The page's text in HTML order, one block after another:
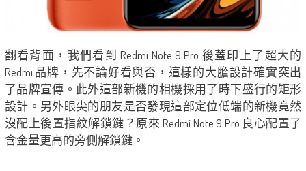
翻看背面，我們看到 Redmi Note 9 Pro 後蓋印上了超大的
Redmi 品牌，先不論好看與否，這樣的大膽設計確實突出
了品牌宣傳。此外這部新機的相機採用了時下盛行的矩形
設計。另外眼尖的朋友是否發現這部定位低端的新機竟然
沒配上後置指紋解鎖鍵？原來 Redmi Note 9 Pro 良心配置了
含金量更高的旁側解鎖鍵。